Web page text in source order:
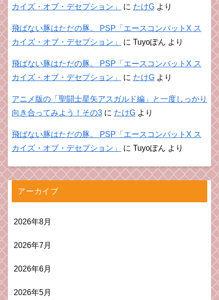
カイズ・オブ・デセプション」
に たけG より
飛ばない豚はただの豚。 PSP「エースコンバットX ス
カイズ・オブ・デセプション」
に Tuyoぽん より
飛ばない豚はただの豚。 PSP「エースコンバットX ス
カイズ・オブ・デセプション」
に たけG より
アニメ版の「聖闘士星矢アスガルド編」と一度しっかり
向き合ってみよう！その3 に たけG より
飛ばない豚はただの豚。 PSP「エースコンバットX ス
カイズ・オブ・デセプション」
に Tuyoぽん より
アーカイブ
2026年8月
2026年7月
2026年6月
2026年5月